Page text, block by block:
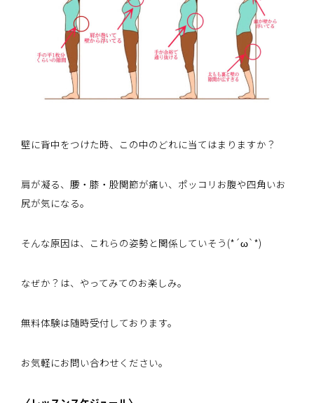
壁に背中をつけた時、この中のどれに当てはまりますか？
肩が凝る、腰・膝・股関節が痛い、ポッコリお腹や四角いお
尻が気になる。
そんな原因は、これらの姿勢と関係していそう(*´ω`*)
なぜか？は、やってみてのお楽しみ。
無料体験は随時受付しております。
お気軽にお問い合わせください。